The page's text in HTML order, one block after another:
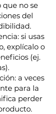
que no se
del
si usas
explícalo o
(ej.
a veces
para la
perder